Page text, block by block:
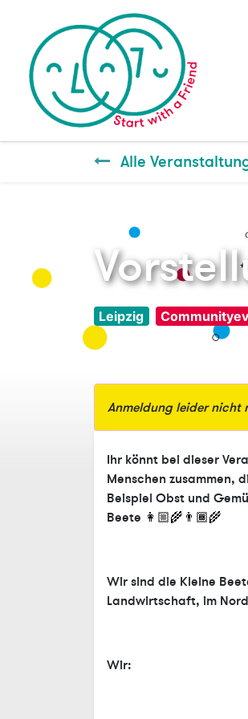
Alle
Leipzig
Anmeldung leider nicht
Ihr könnt bei dieser
Menschen zusammen,
Beispiel Obst und
Beete 👩🏼‍🌾 👨🏾‍🌾
Wir sind die Kleine
Landwirtschaft, im
Wir: